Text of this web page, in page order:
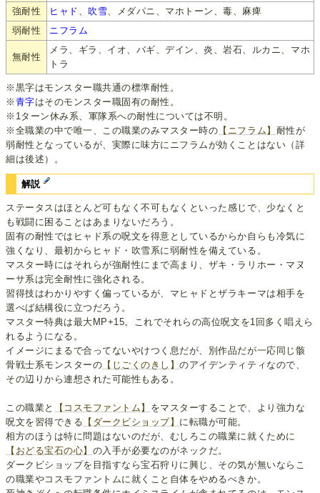
強耐性 ヒャド 、 吹雪、メダパニ、マホトーン、毒、麻痺
弱耐性
ニフラム
無耐性
メラ、ギラ、イオ、バギ、デイン、炎、岩石、ルカニ、マホ
トラ
※黒字はモンスター職共通の標準耐性。
※ 青字はそのモンスター職固有の耐性。
※1ターン休み系、軍隊系への耐性については不明。
※全職業の中で唯一、この職業のみマスター時の 【ニフラム】 耐性が
弱耐性となっているが、実際に味方にニフラムが効くことはない（詳
細は後述）。
解説
ステータスはほとんど可もなく不可もなくといった感じで、少なくと
も戦闘に困ることはあまりないだろう。
固有の耐性ではヒャド系の呪文を得意としているからか自らも冷気に
強くなり、最初からヒャド・吹雪系に弱耐性を備えている。
マスター時にはそれらが強耐性にまで高まり、ザキ・ラリホー・マヌ
ーサ系は完全耐性に強化される。
習得技はわかりやすく偏っているが、マヒャドとザラキーマは相手を
選べば結構役に立つだろう。
マスター特典は最大MP+15。これでそれらの高位呪文を1回多く唱えら
れるようになる。
イメージにまるで合ってないやけつく息だが、別作品だが一応同じ骸
骨戦士系モンスターの 【じごくのきし】のアイデンティティなので、
その辺りから連想された可能性もある。
この職業と 【コスモファントム】 をマスターすることで、より強力な
呪文を習得できる 【ダークビショップ】 に転職が可能。
相方のほうは特に問題はないのだが、むしろこの職業に就くために
【おどる宝石の心】 の入手が必要なのがネックだ。
ダークビショップを目指すなら宝石狩りに興じ、その気が無いならこ
の職業やコスモファントムに就くこと自体をやめるべきか。